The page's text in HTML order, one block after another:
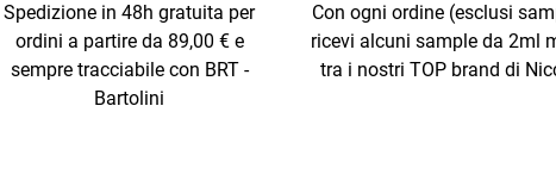
Spedizione in 48h gratuita per
ordini a partire da 89,00 € e
sempre tracciabile con BRT -
Bartolini
Con ogni ordine (esclusi
ricevi alcuni sample da 2ml
tra i nostri TOP brand di